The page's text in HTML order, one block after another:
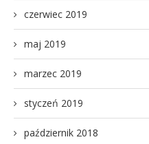
czerwiec 2019
maj 2019
marzec 2019
styczeń 2019
październik 2018